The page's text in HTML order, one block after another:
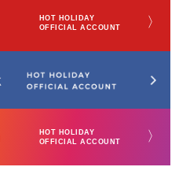
HOT HOLIDAY
OFFICIAL ACCOUNT
〉
HOT HOLIDAY
OFFICIAL ACCOUNT
〉